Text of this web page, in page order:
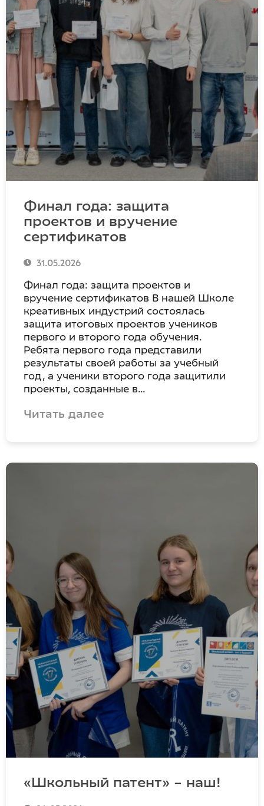
Финал года: защита
проектов и вручение
сертификатов
31.05.2026
Финал года: защита проектов и
вручение сертификатов В нашей Школе
креативных индустрий состоялась
защита итоговых проектов учеников
первого и второго года обучения.
Ребята первого года представили
результаты своей работы за учебный
год, а ученики второго года защитили
проекты, созданные в…
Читать далее
«Школьный патент» – наш!